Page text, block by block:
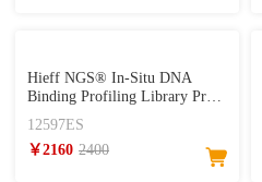
Hieff NGS® In-Situ DNA
Binding Profiling Library Prep
Kit for Illumina® V2
CUT&Tag试剂盒（单靶标）
12597ES
￥2160 2400